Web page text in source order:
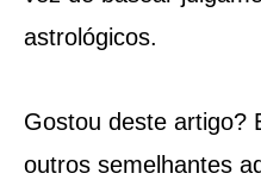
astrológicos.
Gostou deste artigo?
outros semelhantes